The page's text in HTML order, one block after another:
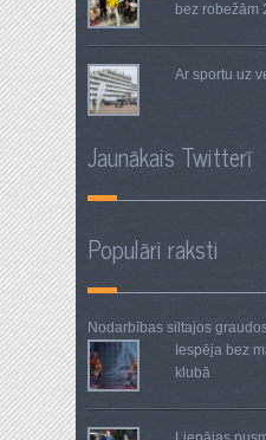
bez robežām
Ar sportu uz
Jaunākais Twitterī
Populāri raksti
Nodarbības siltajos
Iespēja bez
klubā